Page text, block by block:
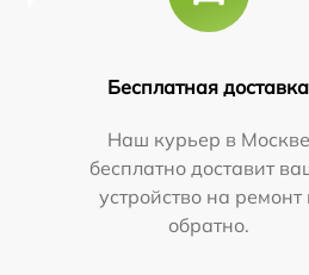
Бесплатная доставка
Наш курьер в Москве
бесплатно доставит
устройство на ремонт
обратно.